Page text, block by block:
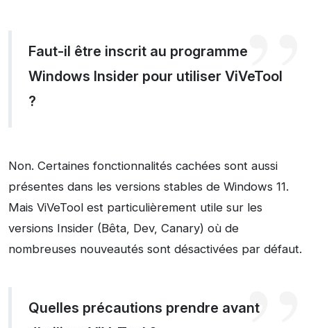
Faut-il être inscrit au programme
Windows Insider pour utiliser ViVeTool
?
Non. Certaines fonctionnalités cachées sont aussi
présentes dans les versions stables de Windows 11.
Mais ViVeTool est particulièrement utile sur les
versions Insider (Bêta, Dev, Canary) où de
nombreuses nouveautés sont désactivées par défaut.
Quelles précautions prendre avant